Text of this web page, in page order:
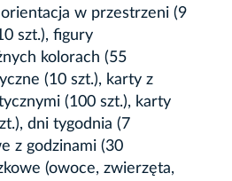
w przestrzeni (9
szt.), figury
kolorach (55
(10 szt.), karty z
(100 szt.), karty
dni tygodnia (7
z godzinami (30
(owoce, zwierzęta,